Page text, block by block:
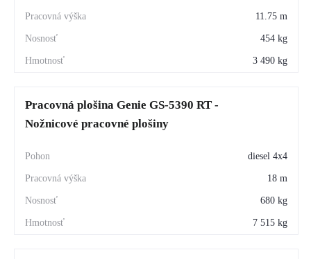
11.75 m
454 kg
3 490 kg
Pracovná plošina Genie GS-5390 RT -
Nožnicové pracovné plošiny
diesel 4x4
18 m
680 kg
7 515 kg